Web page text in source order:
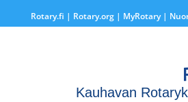
Rotary.fi | Rotary.org| MyRotary |
Kauhavan